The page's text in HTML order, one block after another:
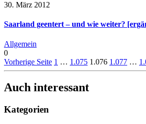
30. März 2012
Saarland geentert – und wie weiter?
Allgemein
0
Vorherige Seite 1 … 1.075 1.076 1.077 …
Auch interessant
Kategorien